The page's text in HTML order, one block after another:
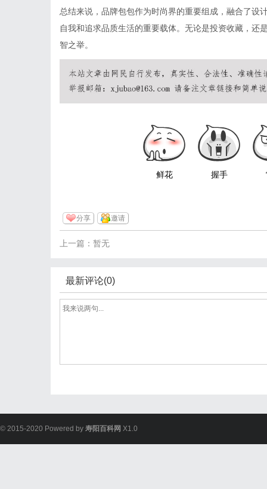
总结来说，品牌包包作为时尚界的重要组成，融合了设
自我和追求品质生活的重要载体。无论是投资收藏，还
智之举。
鲜花 握手
分享 邀请
上一篇：暂无
最新评论(0)
© 2015-2020 Powered by 寿阳百科网 X1.0